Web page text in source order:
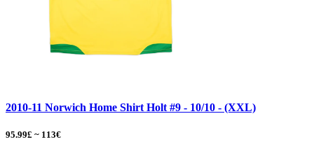
2010-11 Norwich Home Shirt Holt #9 - 10/10 - (XXL)
95.99£ ~ 113€